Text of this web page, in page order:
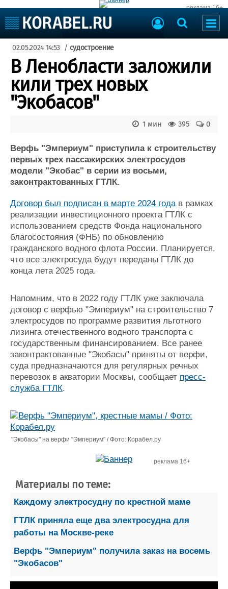
реклама 16+
Судоходство
Судоремонт
События
Порты
Рыболовство
ВМФ
Судостроение
Пульс
Новости
Компании
Репутация
Работа
Крюинг
Журнал
Реклама
Торговая площадка
Доска объявлений
Продажа флота
Изделия
Материалы
Услуги
Выставки и семинары
Словарь
Галерея флота
Форум
Отзывы
Все службы
02.05.2024 14:53 / судостроение
В Ленобласти заложили
кили трех новых
"Экобасов"
0
395
1 мин
Верфь "Эмпериум" приступила к строительству
первых трех пассажирских электросудов
модели "Экобас" в серии из восьми,
законтрактованных ГТЛК.
Договор был подписан в марте 2024 годав рамках
реализации инвестиционного проекта ГТЛК с
использованием средств Фонда национального
благосостояния (ФНБ) по обновлению
гражданского водного флота России. Планируется,
что все электросуда будут переданы ГТЛК до
конца лета 2025 года.
Напомним, что в 2022 году ГТЛК уже заключала
договор с верфью "Эмпериум" на строительство 7
электросудов по программе развития льготного
лизинга отечественного водного транспорта с
государственным финансированием. Все ранее
законтрактованные "Экобасы" приняты от верфи,
суда предназначаются для регулярных речных
перевозок в акватории Москвы, сообщает пресс-
служба ГТЛК.
"Экобасы" на верфи "Эмпериум" / Фото: Корабел.ру
реклама 16+
Материалы по теме:
Каждому электросудну по крестной маме
ГТЛК приняла еще два электросудна для
работы на Москве-реке
Верфь "Эмпериум" получила заказ на восемь
"Экобасов"